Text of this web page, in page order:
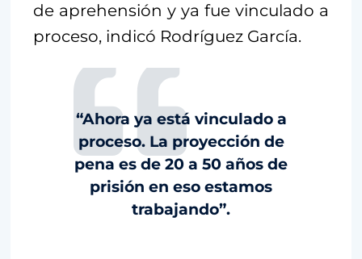
de aprehensión y ya fue vinculado a
proceso, indicó Rodríguez García.
“Ahora ya está vinculado a
proceso. La proyección de
pena es de 20 a 50 años de
prisión en eso estamos
trabajando”.